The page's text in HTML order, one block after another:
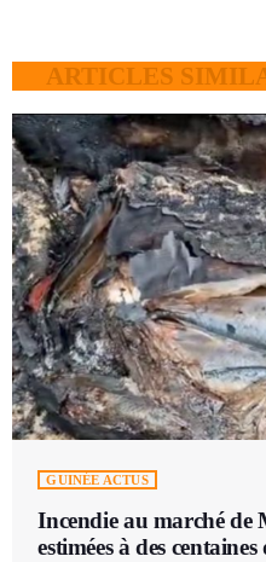
ARTICLES
GUINÉE ACTUS
Incendie au marché de
estimées à des